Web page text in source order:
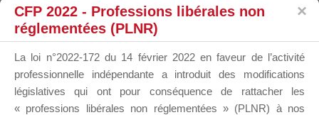
DU
CFP 2022 - Professions libérales non
réglementées (PLNR)
La loi n°2022-172 du 14 février 2022 en faveur de l’activité
professionnelle indépendante a introduit des modifications
législatives qui ont pour conséquence de rattacher les
« professions libérales non réglementées » (PLNR) à nos